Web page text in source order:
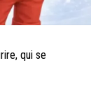
qui se